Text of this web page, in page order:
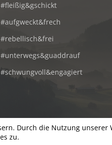
#fleißig&gschickt
#aufgweckt&frech
#rebellisch&frei
#unterwegs&guaddrauf
#schwungvoll&engagiert